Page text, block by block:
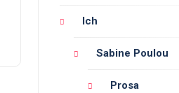
Ich
Sabine Poulou
Prosa